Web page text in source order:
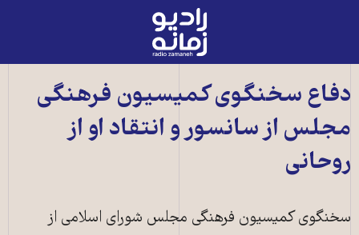
رادیو
زمانه
به
صفحه
اصلی
دفاع سخنگوی کمیسیون فرهنگی
مجلس از سانسور و انتقاد او از
روحانی
سخنگوی کمیسیون فرهنگی مجلس شورای اسلامی از